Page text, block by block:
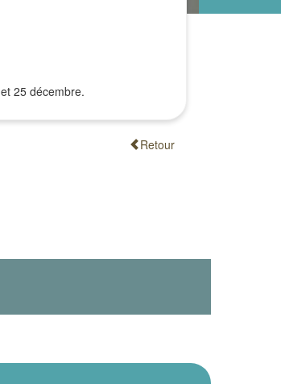
25 décembre.
Retour